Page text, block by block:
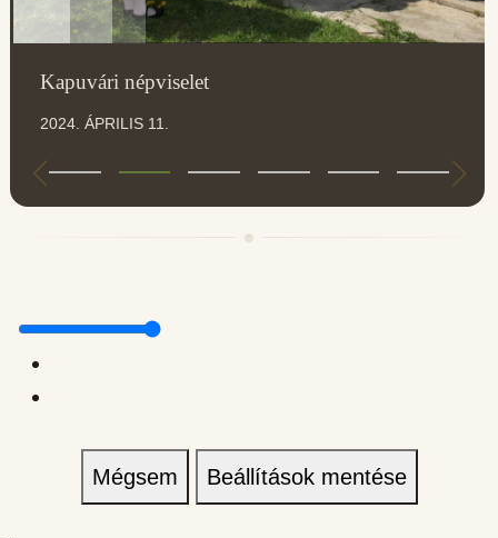
Kapuvári népviselet
2024. ÁPRILIS 11.
Mégsem Beállítások mentése